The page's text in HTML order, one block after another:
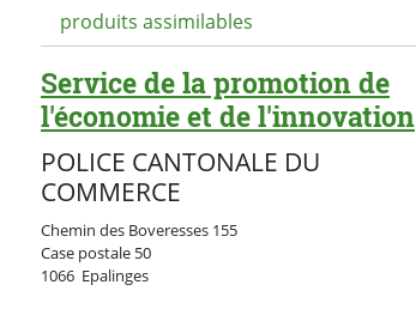
produits assimilables
Service de la promotion de
l'économie et de l'innovation
POLICE CANTONALE DU
COMMERCE
Chemin des Boveresses 155
Case postale 50
1066 EpalingesSuisse